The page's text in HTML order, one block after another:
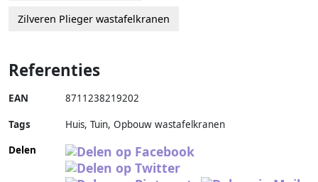
Zilveren Plieger wastafelkranen
Referenties
EAN 8711238219202
Tags
Huis, Tuin, Opbouw wastafelkranen
Delen